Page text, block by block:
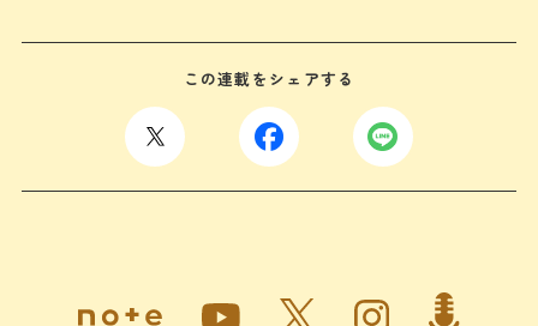
この連載をシェアする